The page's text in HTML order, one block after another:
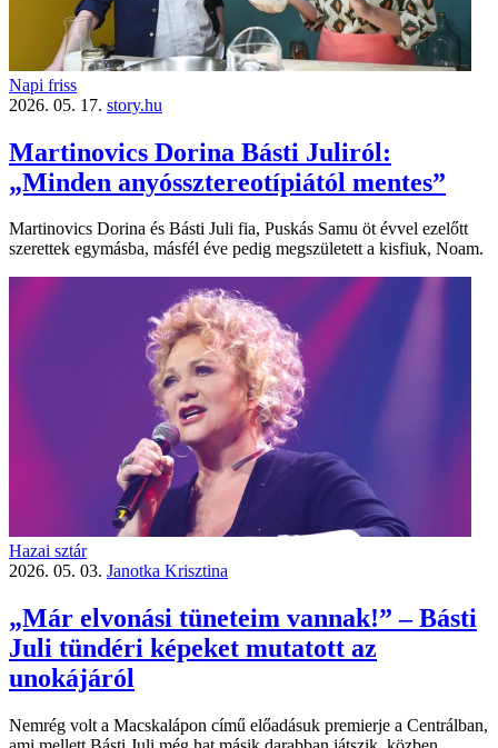
Napi friss
2026. 05. 17. story.hu
Martinovics Dorina Básti Juliról:
„Minden anyóssztereotípiától mentes”
Martinovics Dorina és Básti Juli fia, Puskás Samu öt évvel ezelőtt
szerettek egymásba, másfél éve pedig megszületett a kisfiuk, Noam.
Hazai sztár
2026. 05. 03. Janotka Krisztina
„Már elvonási tüneteim vannak!” – Básti
Juli tündéri képeket mutatott az
unokájáról
Nemrég volt a Macskalápon című előadásuk premierje a Centrálban,